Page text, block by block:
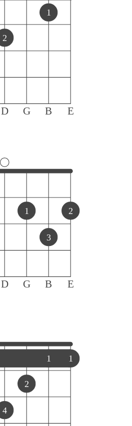
D G B E
2
1
D G B E
1
3
2
1 1
4
2